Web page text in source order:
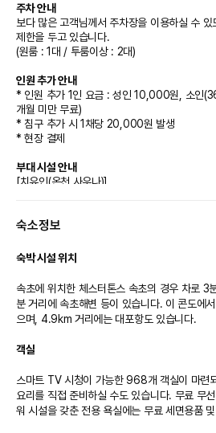
주차 안내
보다 많은 고객님께서 주차장을 이용하실 수
제한을 두고 있습니다.
(원룸 : 1대 / 투룸이상 : 2대)
인원 추가 안내
* 인원 추가 1인 요금 : 성인 10,000원, 소인
개월 미만 무료)
* 침구 추가 시 1채당 20,000원 발생
* 현장 결제
부대 시설 안내
[치유인(온천 사우나)]
* 금액 : 성인(14세이상) 12,000원, 소인
* 투숙객 전용시설
* 13세 이하 유아 및 어린이는 보호자 동반 시
[온천수영장 & 노천탕]
* 운영시간 (11월~3월 미운영)
- 7월~8월 성수기 : 1부 09:00~13:00, 2부
※ 브레이크타임 13:00~14:00,
* 위치 : 중앙광장 1층
* 객실 투숙기준 무료(객실의 추가인원 발생 시
숙소정보
숙박 시설 위치
속초에 위치한 체스터톤스 속초의 경우 차로 3
분 거리에 속초해변 등이 있습니다. 이 콘도에
으며, 4.9km 거리에는 대포항도 있습니다.
객실
스마트 TV 시청이 가능한 968개 객실이 마련
요리를 직접 준비하실 수도 있습니다. 무료 무
워 시설을 갖춘 전용 욕실에는 무료 세면용품